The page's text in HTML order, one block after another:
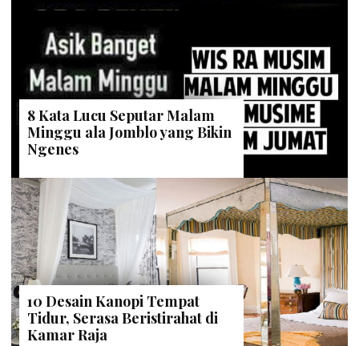
8 Kata Lucu Seputar Malam
Minggu ala Jomblo yang Bikin
Ngenes
10 Desain Kanopi Tempat
Tidur, Serasa Beristirahat di
Kamar Raja